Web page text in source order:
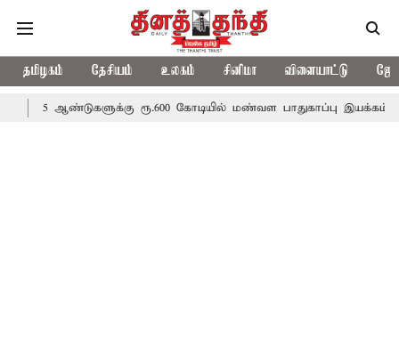
தமிழகம் தேசியம் உலகம் சினிமா விளையாட்டு
ரூ.600 கோடியில் மண்வள பாதுகாப்பு இயக்கம்